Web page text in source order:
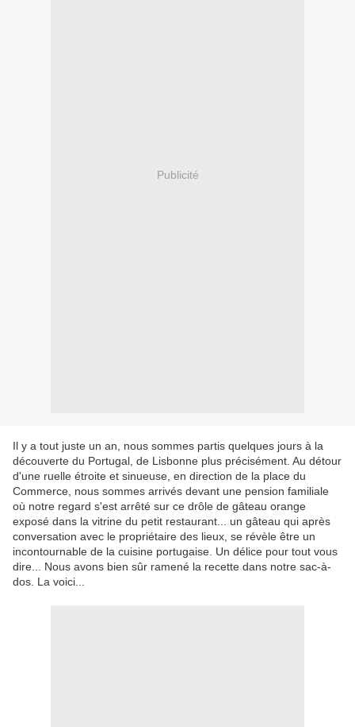
Publicité
Il y a tout juste un an, nous sommes partis quelques jours à la
découverte du Portugal, de Lisbonne plus précisément. Au détour
d'une ruelle étroite et sinueuse, en direction de la place du
Commerce, nous sommes arrivés devant une pension familiale
où notre regard s'est arrêté sur ce drôle de gâteau orange
exposé dans la vitrine du petit restaurant... un gâteau qui après
conversation avec le propriétaire des lieux, se révèle être un
incontournable de la cuisine portugaise. Un délice pour tout vous
dire... Nous avons bien sûr ramené la recette dans notre sac-à-
dos. La voici...